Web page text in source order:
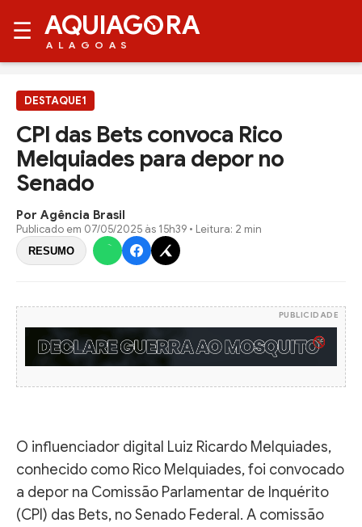
☰ AQUIAG RA
ALAGOAS
DESTAQUE1
CPI das Bets convoca Rico
Melquiades para depor no
Senado
Por Agência Brasil
Publicado em 07/05/2025 às 15h39 • Leitura: 2 min
RESUMO
PUBLICIDADE
O influenciador digital Luiz Ricardo Melquiades,
conhecido como Rico Melquiades, foi convocado
a depor na Comissão Parlamentar de Inquérito
(CPI) das Bets, no Senado Federal. A comissão